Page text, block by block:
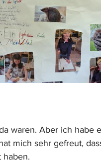
waren. Aber ich habe
mich sehr gefreut,
haben.